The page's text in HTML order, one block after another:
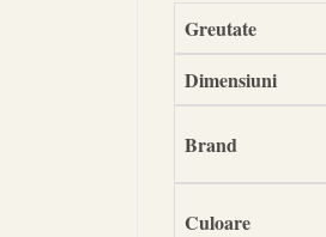
Greutate
Dimensiuni
Brand
Culoare